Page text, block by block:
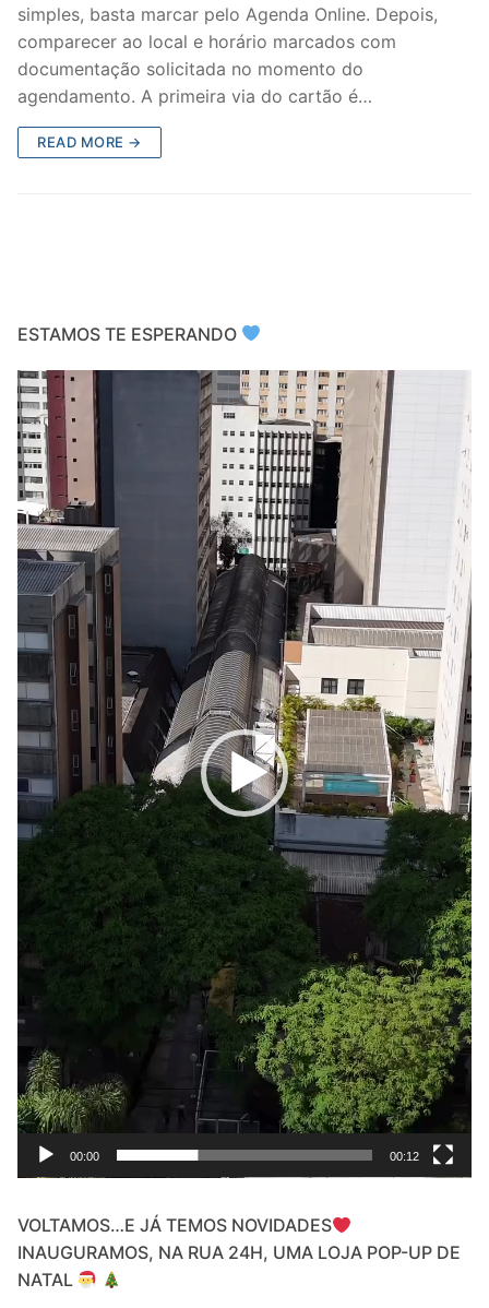
simples, basta marcar pelo Agenda Online. Depois,
comparecer ao local e horário marcados com
documentação solicitada no momento do
agendamento. A primeira via do cartão é…
READ MORE →
ESTAMOS TE ESPERANDO
Video
Player
00:00 00:12
VOLTAMOS…E JÁ TEMOS NOVIDADES
INAUGURAMOS, NA RUA 24H, UMA LOJA POP-UP DE
NATAL